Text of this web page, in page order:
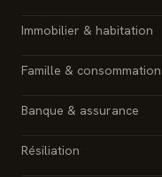
Immobilier & habitation
Famille & consommation
Banque & assurance
Résiliation